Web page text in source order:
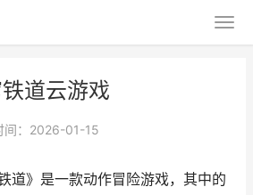
道云游戏
间：2026-01-15
道》是一款动作冒险游戏，其中的